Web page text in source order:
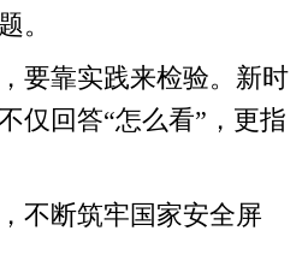
。
靠实践来检验。新时
仅回答“怎么看”，更指
断筑牢国家安全屏